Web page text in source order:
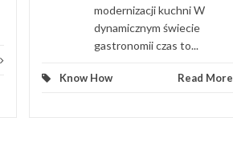
modernizacji kuchni W
dynamicznym świecie
gastronomii czas to...
Know How Read More